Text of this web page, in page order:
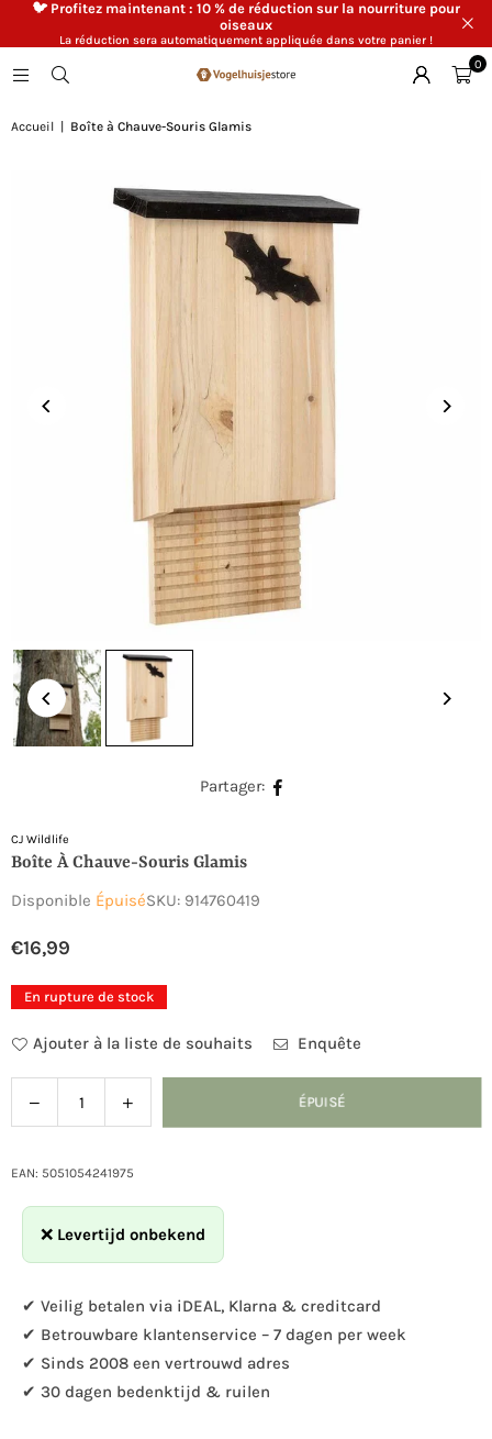
🐦 Profitez maintenant : 10 % de réduction sur la nourriture pour
oiseaux
La réduction sera automatiquement appliquée dans votre panier !
0
Accueil Boîte à Chauve-Souris Glamis
Partager:
CJ Wildlife
Boîte À Chauve-Souris Glamis
Disponible ÉpuiséSKU: 914760419
Prix
régulier
€16,99
En rupture de stock
Ajouter à la liste de souhaits Enquête
Diminuer
la
pour
Chauve-
Glamis
Augmenter
la
pour
Chauve-
Glamis
ÉPUISÉ
EAN: 5051054241975
❌ Levertijd onbekend
✔ Veilig betalen via iDEAL, Klarna & creditcard
✔ Betrouwbare klantenservice – 7 dagen per week
✔ Sinds 2008 een vertrouwd adres
✔ 30 dagen bedenktijd & ruilen